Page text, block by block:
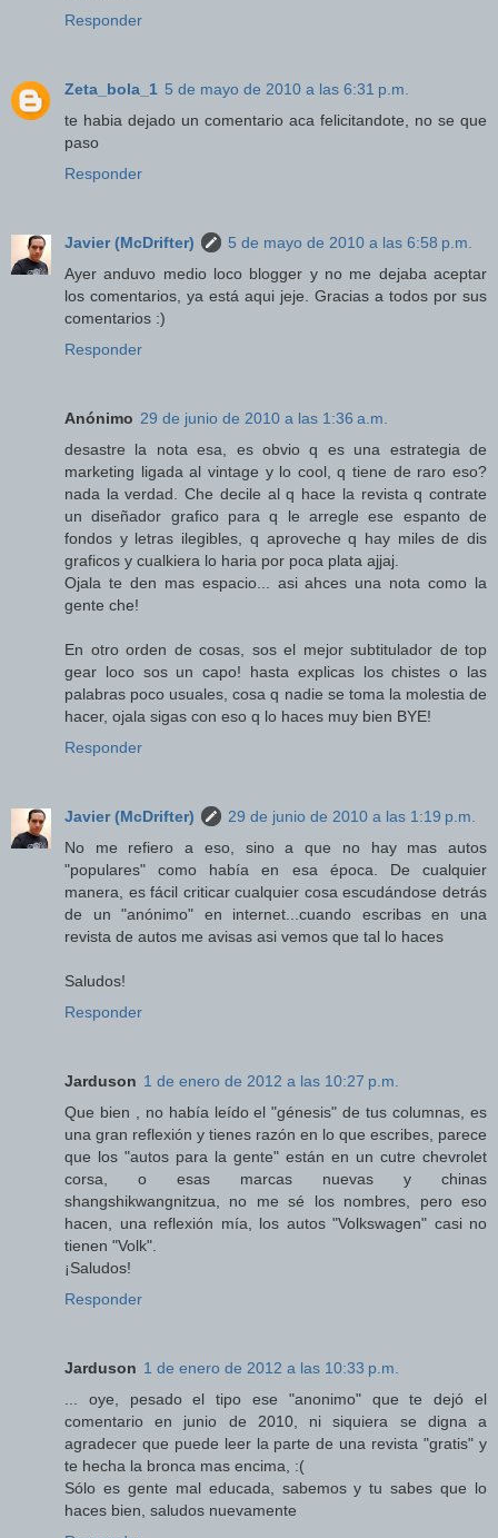
Responder
Zeta_bola_1 5 de mayo de 2010 a las 6:31 p.m.
te habia dejado un comentario aca felicitandote, no se que
paso
Responder
Javier (McDrifter)
5 de mayo de 2010 a las 6:58 p.m.
Ayer anduvo medio loco blogger y no me dejaba aceptar
los comentarios, ya está aqui jeje. Gracias a todos por sus
comentarios :)
Responder
Anónimo 29 de junio de 2010 a las 1:36 a.m.
desastre la nota esa, es obvio q es una estrategia de
marketing ligada al vintage y lo cool, q tiene de raro eso?
nada la verdad. Che decile al q hace la revista q contrate
un diseñador grafico para q le arregle ese espanto de
fondos y letras ilegibles, q aproveche q hay miles de dis
graficos y cualkiera lo haria por poca plata ajjaj.
Ojala te den mas espacio... asi ahces una nota como la
gente che!
En otro orden de cosas, sos el mejor subtitulador de top
gear loco sos un capo! hasta explicas los chistes o las
palabras poco usuales, cosa q nadie se toma la molestia de
hacer, ojala sigas con eso q lo haces muy bien BYE!
Responder
Javier (McDrifter)
29 de junio de 2010 a las 1:19 p.m.
No me refiero a eso, sino a que no hay mas autos
"populares" como había en esa época. De cualquier
manera, es fácil criticar cualquier cosa escudándose detrás
de un "anónimo" en internet...cuando escribas en una
revista de autos me avisas asi vemos que tal lo haces
Saludos!
Responder
Jarduson 1 de enero de 2012 a las 10:27 p.m.
Que bien , no había leído el "génesis" de tus columnas, es
una gran reflexión y tienes razón en lo que escribes, parece
que los "autos para la gente" están en un cutre chevrolet
corsa, o esas marcas nuevas y chinas
shangshikwangnitzua, no me sé los nombres, pero eso
hacen, una reflexión mía, los autos "Volkswagen" casi no
tienen "Volk".
¡Saludos!
Responder
Jarduson 1 de enero de 2012 a las 10:33 p.m.
... oye, pesado el tipo ese "anonimo" que te dejó el
comentario en junio de 2010, ni siquiera se digna a
agradecer que puede leer la parte de una revista "gratis" y
te hecha la bronca mas encima, :(
Sólo es gente mal educada, sabemos y tu sabes que lo
haces bien, saludos nuevamente